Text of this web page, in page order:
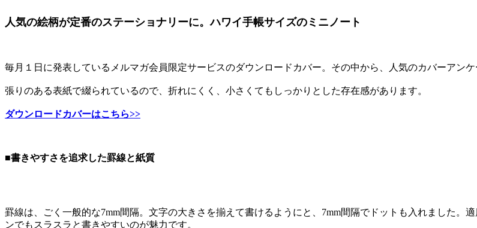
人気の絵柄が定番のステーショナリーに。ハワイ手帳サイズのミニノート
毎月１日に発表しているメルマガ会員限定サービスのダウンロードカバー。その中から、人気のカバーアン
張りのある表紙で綴られているので、折れにくく、小さくてもしっかりとした存在感があります。
ダウンロードカバーはこちら>>
■書きやすさを追求した罫線と紙質
罫線は、ごく一般的な7mm間隔。文字の大きさを揃えて書けるようにと、7mm間隔でドットも入れました
ンでもスラスラと書きやすいのが魅力です。